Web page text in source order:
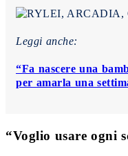
Leggi anche:
“Fa nascere una
per amarla una
“Voglio usare ogni